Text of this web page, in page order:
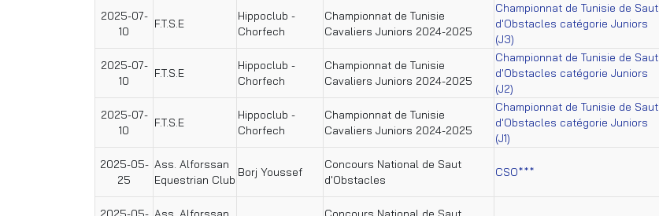
2025-07-
10
F.T.S.E
Hippoclub -
Chorfech
Championnat de Tunisie
Cavaliers Juniors 2024-2025
Championnat de Tunisie de Saut
d'Obstacles catégorie Juniors
(J3)
2025-07-
10
F.T.S.E
Hippoclub -
Chorfech
Championnat de Tunisie
Cavaliers Juniors 2024-2025
Championnat de Tunisie de Saut
d'Obstacles catégorie Juniors
(J2)
2025-07-
10
F.T.S.E
Hippoclub -
Chorfech
Championnat de Tunisie
Cavaliers Juniors 2024-2025
Championnat de Tunisie de Saut
d'Obstacles catégorie Juniors
(J1)
2025-05-
25
Ass. Alforssan
Equestrian Club
Borj Youssef
Concours National de Saut
d'Obstacles
CSO***
2025-05- Ass. Alforssan
Concours National de Saut